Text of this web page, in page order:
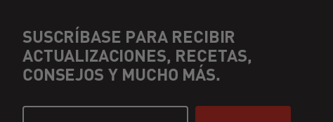
SUSCRÍBASE PARA RECIBIR
ACTUALIZACIONES, RECETAS,
CONSEJOS Y MUCHO MÁS.